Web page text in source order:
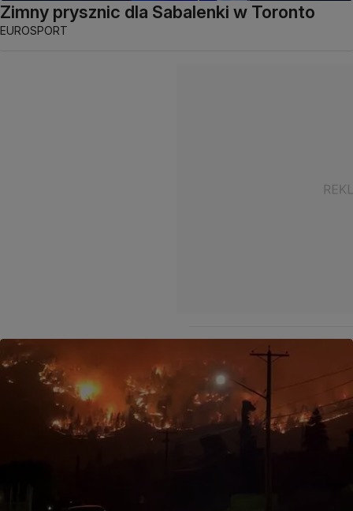
Zimny prysznic dla Sabalenki w Toronto
EUROSPORT